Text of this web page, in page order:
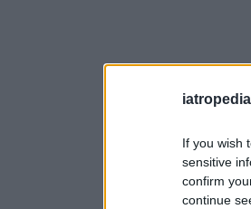
If you wish
sensitive
confirm
continue